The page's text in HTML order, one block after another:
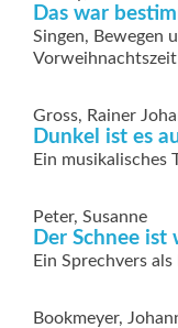
Das war
Singen, Bewegen
Vorweihnachtszeit
Gross, Rainer
Dunkel ist es
Ein musikalisches
Peter, Susanne
Der Schnee ist
Ein Sprechvers
Bookmeyer,